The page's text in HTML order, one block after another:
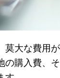
大な費用
の購入費、